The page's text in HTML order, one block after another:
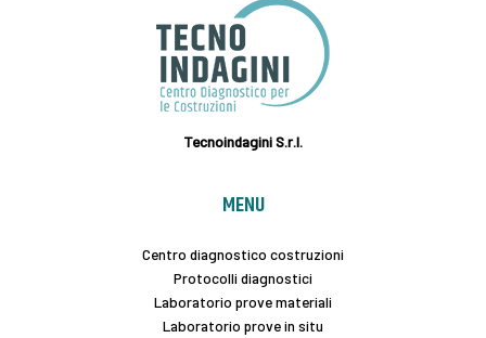
Tecnoindagini S.r.l.
MENU
Centro diagnostico costruzioni
Protocolli diagnostici
Laboratorio prove materiali
Laboratorio prove in situ